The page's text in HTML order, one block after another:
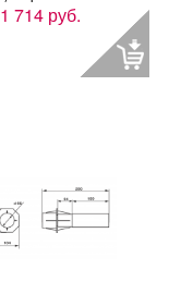
1 714 руб.